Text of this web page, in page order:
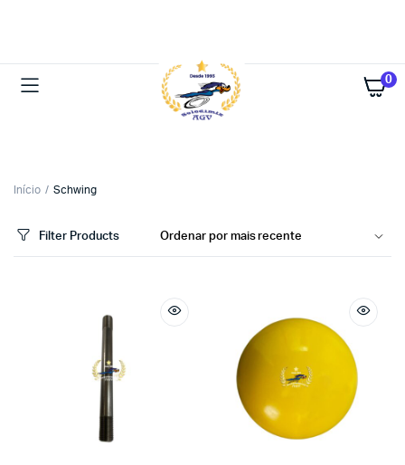
0
Início Schwing
Filter Products